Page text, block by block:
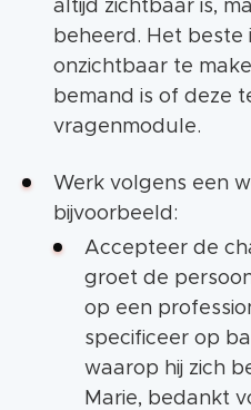
altijd zichtbaar is,
beheerd. Het beste
onzichtbaar te
bemand is of deze
vragenmodule.
Werk volgens een
bijvoorbeeld:
Accepteer de
groet de
op een
specificeer op
waarop hij zich
Marie, bedankt